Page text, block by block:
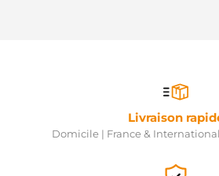
Livraison
Domicile | France &